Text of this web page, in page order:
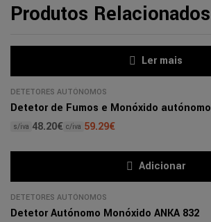
Produtos Relacionados
Ler mais
DETETORES AUTÓNOMOS
Detetor de Fumos e Monóxido autónomo
48.20€
s/iva 59.29€
c/iva
Adicionar
DETETORES AUTÓNOMOS
Detetor Autónomo Monóxido ANKA 832